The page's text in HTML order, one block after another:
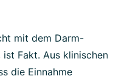
mit dem Darm-
Fakt. Aus klinischen
die Einnahme